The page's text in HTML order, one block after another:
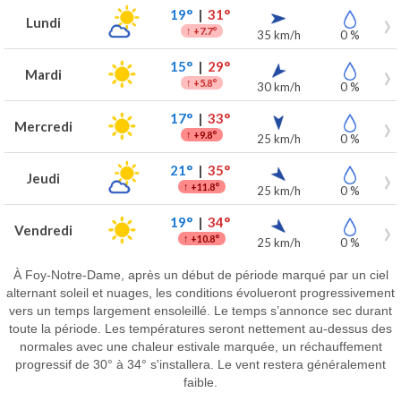
Lundi 19°| 31°
↑ +7.7° 35 km/h 0 %
Mardi 15°| 29°
↑ +5.8° 30 km/h 0 %
Mercredi 17°| 33°
↑ +9.8° 25 km/h 0 %
Jeudi 21°| 35°
↑ +11.8° 25 km/h 0 %
Vendredi 19°| 34°
↑ +10.8° 25 km/h 0 %
À Foy-Notre-Dame, après un début de période marqué par un ciel
alternant soleil et nuages, les conditions évolueront progressivement
vers un temps largement ensoleillé. Le temps s’annonce sec durant
toute la période. Les températures seront nettement au-dessus des
normales avec une chaleur estivale marquée, un réchauffement
progressif de 30° à 34° s'installera. Le vent restera généralement
faible.